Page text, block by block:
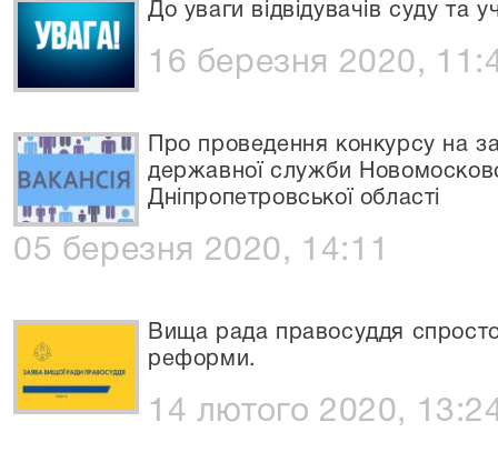
До уваги відвідувачів суду та
16 березня 2020,
Про проведення конкурсу на
державної служби
Дніпропетровської області
05 березня 2020, 14:11
Вища рада правосуддя
реформи.
14 лютого 2020,